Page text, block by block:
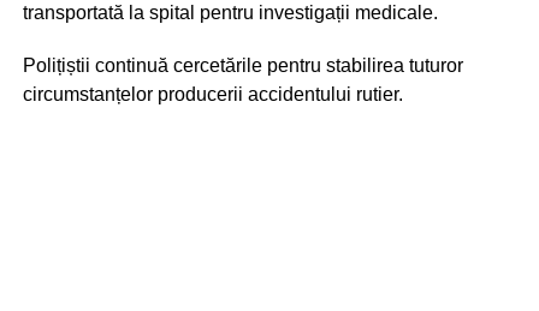
transportată la spital pentru investigații medicale.
Polițiștii continuă cercetările pentru stabilirea tuturor
circumstanțelor producerii accidentului rutier.